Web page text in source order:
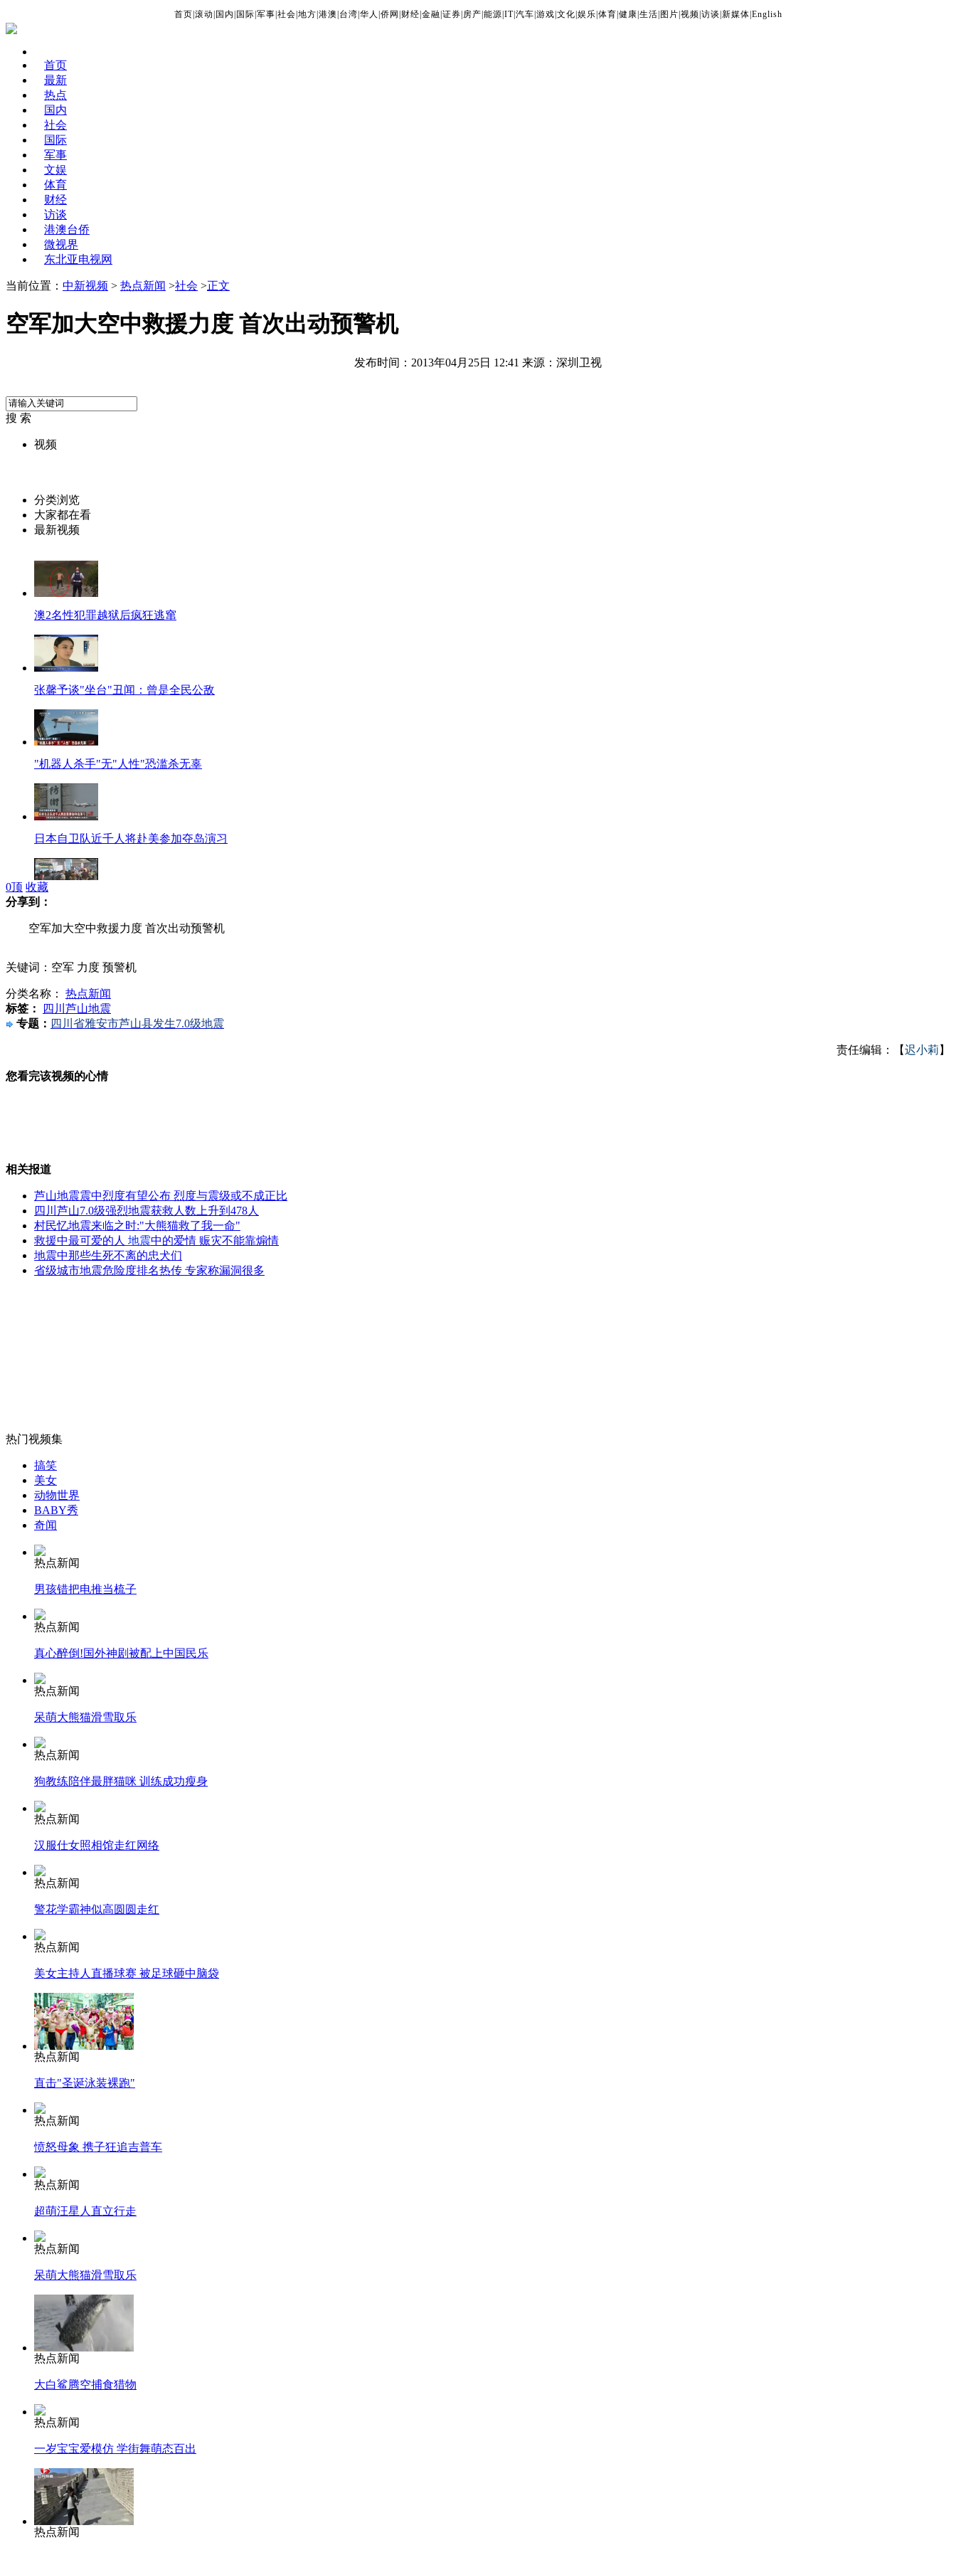
首页 滚动 国内 国际 军事 社会 地方 港澳 台湾 华人 侨网 财经 金融 证券 房产 能源 IT| 汽车 游戏 文化 娱乐 体育 健康 生活 图片 视频 访谈 新媒体 English
首页
最新
热点
国内
社会
国际
军事
文娱
体育
财经
访谈
港澳台侨
微视界
东北亚电视网
当前位置： 中新视频 > 热点新闻 >社会 >正文
空军加大空中救援力度 首次出动预警机
发布时间：2013年04月25日 12:41 来源：深圳卫视
搜 索
视频
分类浏览
大家都在看
最新视频
澳2名性犯罪越狱后疯狂逃窜
张馨予谈"坐台"丑闻：曾是全民公敌
"机器人杀手"无"人性"恐滥杀无辜
日本自卫队近千人将赴美参加夺岛演习
应对首例H7N9 台湾暂未提高大陆旅游警戒
韩提议开韩朝实务会谈 遭拒将采取"重大措施"
外交部：反对强权政治霸凌主义
外交部：有关国家言论片面不公正
安徽一实载49人客车翻车
消防员救轻生者
纽约上演“枕头大战”
司机酒驾遇交警 急速倒车逃窜
0顶 收藏
分享到：
空军加大空中救援力度 首次出动预警机
关键词：空军 力度 预警机
分类名称： 热点新闻
标签：
四川芦山地震
专题： 四川省雅安市芦山县发生7.0级地震
责任编辑：【迟小莉 】
您看完该视频的心情
相关报道
芦山地震震中烈度有望公布 烈度与震级或不成正比
四川芦山7.0级强烈地震获救人数上升到478人
村民忆地震来临之时:"大熊猫救了我一命"
救援中最可爱的人 地震中的爱情 赈灾不能靠煽情
地震中那些生死不离的忠犬们
省级城市地震危险度排名热传 专家称漏洞很多
热门视频集
搞笑
美女
动物世界
BABY秀
奇闻
热点新闻
男孩错把电推当梳子
热点新闻
真心醉倒!国外神剧被配上中国民乐
热点新闻
呆萌大熊猫滑雪取乐
热点新闻
狗教练陪伴最胖猫咪 训练成功瘦身
热点新闻
汉服仕女照相馆走红网络
热点新闻
警花学霸神似高圆圆走红
热点新闻
美女主持人直播球赛 被足球砸中脑袋
热点新闻
直击"圣诞泳装裸跑"
热点新闻
愤怒母象 携子狂追吉普车
热点新闻
超萌汪星人直立行走
热点新闻
呆萌大熊猫滑雪取乐
热点新闻
大白鲨腾空捕食猎物
热点新闻
一岁宝宝爱模仿 学街舞萌态百出
热点新闻